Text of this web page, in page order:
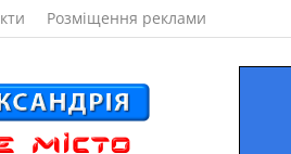
Розміщення реклами